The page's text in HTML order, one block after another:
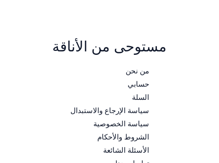
مستوحى من الأناقة
من نحن
حسابي
السلة
سياسة الإرجاع والاستبدال
سياسة الخصوصية
الشروط والأحكام
الأسئلة الشائعة